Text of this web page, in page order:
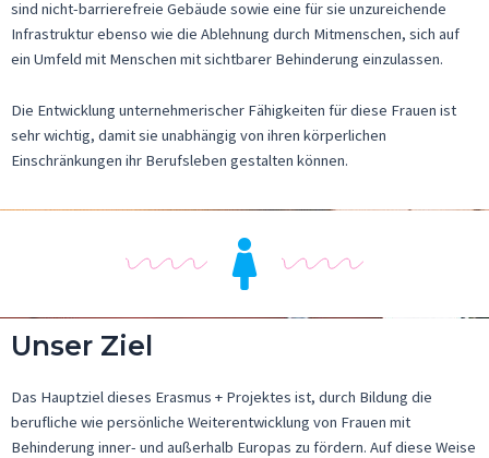
sind nicht-barrierefreie Gebäude sowie eine für sie unzureichende
Infrastruktur ebenso wie die Ablehnung durch Mitmenschen, sich auf
ein Umfeld mit Menschen mit sichtbarer Behinderung einzulassen.
Die Entwicklung unternehmerischer Fähigkeiten für diese Frauen ist
sehr wichtig, damit sie unabhängig von ihren körperlichen
Einschränkungen ihr Berufsleben gestalten können.
Unser Ziel
Das Hauptziel dieses Erasmus + Projektes ist, durch Bildung die
berufliche wie persönliche Weiterentwicklung von Frauen mit
Behinderung inner- und außerhalb Europas zu fördern. Auf diese Weise